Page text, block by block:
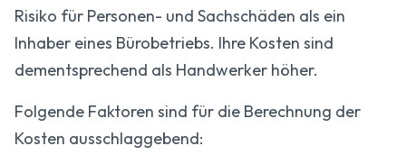
Risiko für Personen- und Sachschäden als ein
Inhaber eines Bürobetriebs. Ihre Kosten sind
dementsprechend als Handwerker höher.
Folgende Faktoren sind für die Berechnung der
Kosten ausschlaggebend: